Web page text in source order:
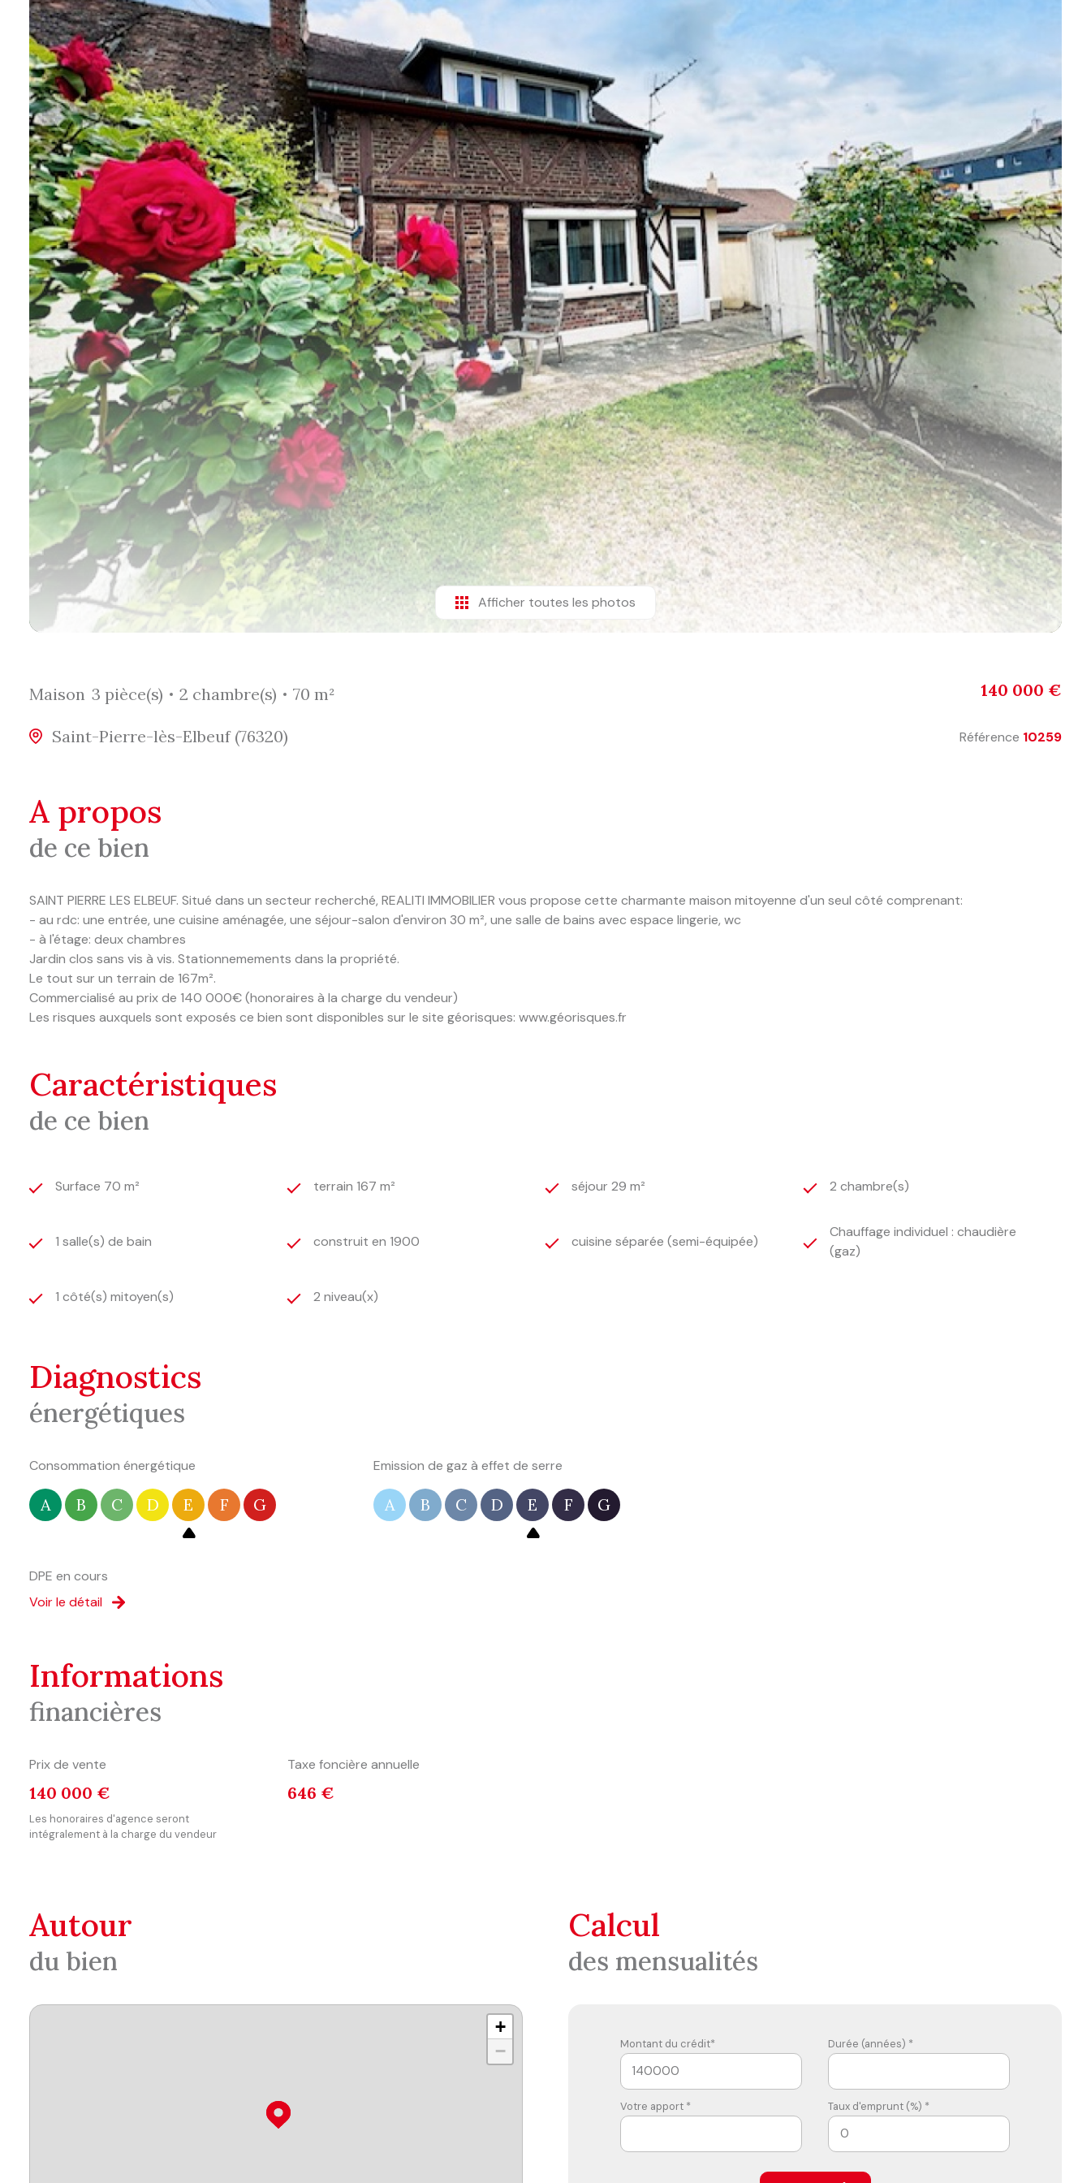
Afficher toutes les photos
Maison 3 pièce(s) 2 chambre(s) 70 m²
Saint-Pierre-lès-Elbeuf (76320)
140 000 €
Référence 10259
a propos
de ce bien
SAINT PIERRE LES ELBEUF. Situé dans un secteur recherché, REALITI IMMOBILIER vous propose cette charmante maison mitoyenne d'un seul côté comprenant:
- au rdc: une entrée, une cuisine aménagée, une séjour-salon d'environ 30 m², une salle de bains avec espace lingerie, wc
- à l'étage: deux chambres
Jardin clos sans vis à vis. Stationnemements dans la propriété.
Le tout sur un terrain de 167m².
Commercialisé au prix de 140 000€ (honoraires à la charge du vendeur)
Les risques auxquels sont exposés ce bien sont disponibles sur le site géorisques: www.géorisques.fr
caractéristiques
de ce bien
Surface 70 m² terrain 167 m² séjour 29 m² 2 chambre(s)
1 salle(s) de bain construit en 1900 cuisine séparée (semi-équipée)
Chauffage individuel : chaudière
(gaz)
1 côté(s) mitoyen(s) 2 niveau(x)
diagnostics
énergétiques
Consommation énergétique
A B C D E F G
Emission de gaz à effet de serre
A B C D E F G
DPE en cours
Voir le détail
informations
financières
Prix de vente
140 000 €
Les honoraires d'agence seront
intégralement à la charge du vendeur
Taxe foncière annuelle
646 €
autour
du bien
+
−
calcul
des mensualités
Montant du crédit* Durée (années) *
Votre apport * Taux d'emprunt (%) *